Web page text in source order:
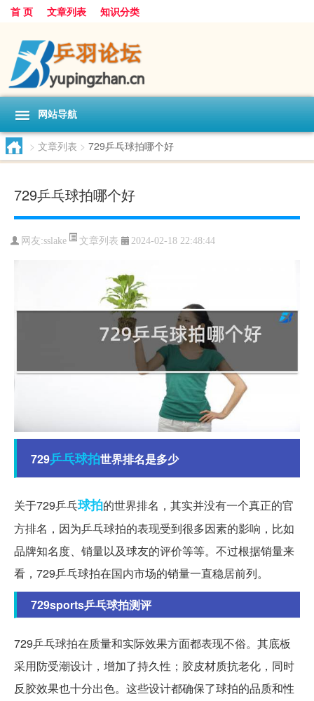
首 页 文章列表 知识分类
网站导航
> 文章列表 > 729乒乓球拍哪个好
729乒乓球拍哪个好
网友:sslake 文章列表 2024-02-18 22:48:44
729乒乓球拍世界排名是多少
关于729乒乓球拍的世界排名，其实并没有一个真正的官
方排名，因为乒乓球拍的表现受到很多因素的影响，比如
品牌知名度、销量以及球友的评价等等。不过根据销量来
看，729乒乓球拍在国内市场的销量一直稳居前列。
729sports乒乓球拍测评
729乒乓球拍在质量和实际效果方面都表现不俗。其底板
采用防受潮设计，增加了持久性；胶皮材质抗老化，同时
反胶效果也十分出色。这些设计都确保了球拍的品质和性